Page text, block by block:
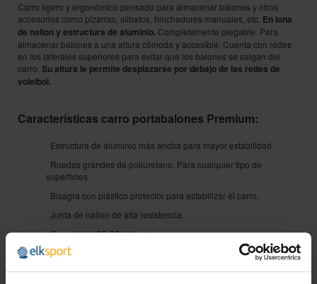
Carro ligero y ergonómico pensado para almacenar balones y otros
accesorios como pizarras, silbatos, hinchadores manuales, etc. En lona
de nailon y estructura de aluminio. Completamente plegable. Para
almacenar balones a una altura cómoda y accesible. Cuenta con redes
en los laterales superiores para evitar que los balones se salgan del
carro. Su altura le permite desplazarse por debajo de las redes de
voleibol.
Características carro portabalones Premium:
· Estructura de aluminio más ancha para mayor estabilidad.
· Ruedas grandes de poliuretano. Para cualquier tipo de
superficies.
· Bisagra con plástico protector para estabilizar el carro.
· Junta de nailon de alta resistencia.
· Capacidad: 25-30 balones.
· Color: azul.
· Medidas desplegado: 132 x 60 x 107 cm.